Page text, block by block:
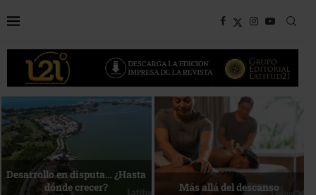
Bottega, un viaje servido a la
mesa
Energía que Impulsa la
competitividad